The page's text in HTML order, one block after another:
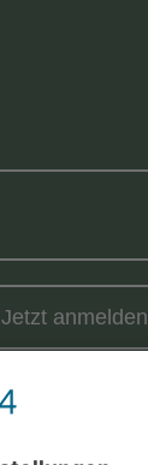
Jetzt anmelden